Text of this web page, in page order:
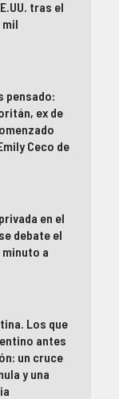
tras el
mil
pensado:
ex de
Ceco de
en el
debate el
a
Los que
antes
un cruce
y una